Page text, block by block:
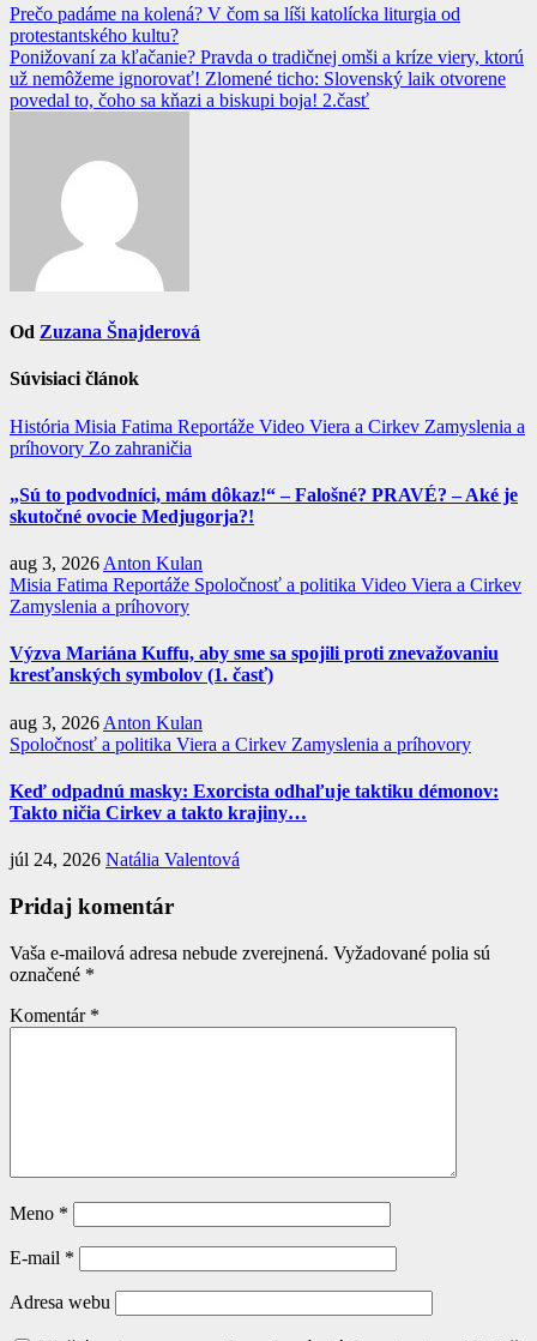
Navigácia
v
článku
Prečo padáme na kolená? V čom sa líši katolícka liturgia od
protestantského kultu?
Ponižovaní za kľačanie? Pravda o tradičnej omši a kríze viery, ktorú
už nemôžeme ignorovať! Zlomené ticho: Slovenský laik otvorene
povedal to, čoho sa kňazi a biskupi boja! 2.časť
Od Zuzana Šnajderová
Súvisiaci článok
História Misia Fatima Reportáže Video Viera a Cirkev Zamyslenia a
príhovory Zo zahraničia
„Sú to podvodníci, mám dôkaz!“ – Falošné? PRAVÉ? – Aké je
skutočné ovocie Medjugorja?!
aug 3, 2026 Anton Kulan
Misia Fatima Reportáže Spoločnosť a politika Video Viera a Cirkev
Zamyslenia a príhovory
Výzva Mariána Kuffu, aby sme sa spojili proti znevažovaniu
kresťanských symbolov (1. časť)
aug 3, 2026 Anton Kulan
Spoločnosť a politika Viera a Cirkev Zamyslenia a príhovory
Keď odpadnú masky: Exorcista odhaľuje taktiku démonov:
Takto ničia Cirkev a takto krajiny…
júl 24, 2026 Natália Valentová
Pridaj komentár
Vaša e-mailová adresa nebude zverejnená. Vyžadované polia sú
označené *
Komentár *
Meno *
E-mail *
Adresa webu